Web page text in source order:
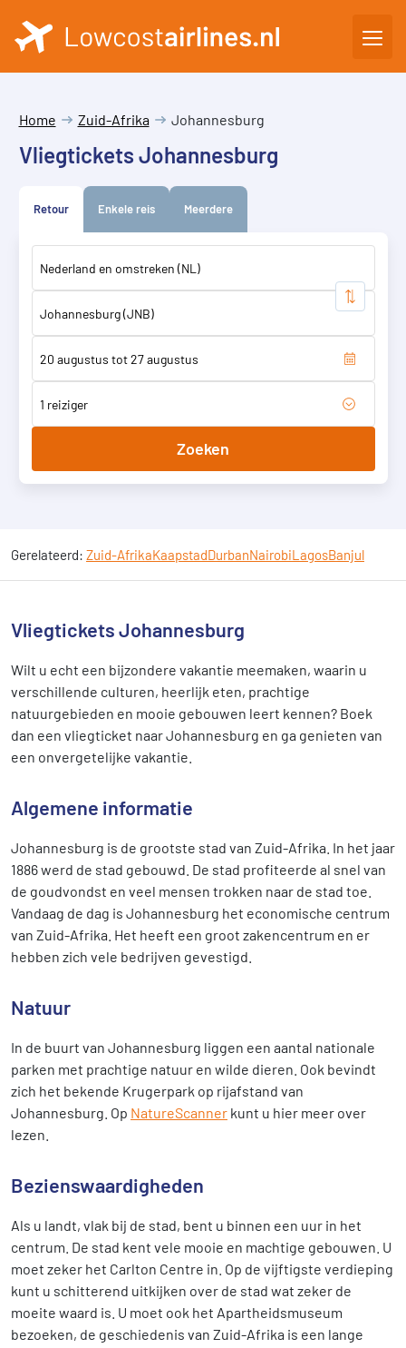
Home Zuid-Afrika Johannesburg
Vliegtickets Johannesburg
Retour Enkele reis Meerdere
1 reiziger
Zoeken
Gerelateerd: Zuid-AfrikaKaapstadDurbanNairobiLagosBanjul
Vliegtickets Johannesburg
Wilt u echt een bijzondere vakantie meemaken, waarin u
verschillende culturen, heerlijk eten, prachtige
natuurgebieden en mooie gebouwen leert kennen? Boek
dan een vliegticket naar Johannesburg en ga genieten van
een onvergetelijke vakantie.
Algemene informatie
Johannesburg is de grootste stad van Zuid-Afrika. In het jaar
1886 werd de stad gebouwd. De stad profiteerde al snel van
de goudvondst en veel mensen trokken naar de stad toe.
Vandaag de dag is Johannesburg het economische centrum
van Zuid-Afrika. Het heeft een groot zakencentrum en er
hebben zich vele bedrijven gevestigd.
Natuur
In de buurt van Johannesburg liggen een aantal nationale
parken met prachtige natuur en wilde dieren. Ook bevindt
zich het bekende Krugerpark op rijafstand van
Johannesburg. Op NatureScanner kunt u hier meer over
lezen.
Bezienswaardigheden
Als u landt, vlak bij de stad, bent u binnen een uur in het
centrum. De stad kent vele mooie en machtige gebouwen. U
moet zeker het Carlton Centre in. Op de vijftigste verdieping
kunt u schitterend uitkijken over de stad wat zeker de
moeite waard is. U moet ook het Apartheidsmuseum
bezoeken, de geschiedenis van Zuid-Afrika is een lange